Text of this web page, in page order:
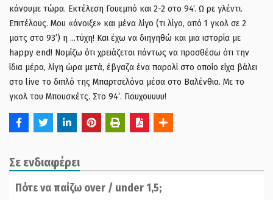
κάνουμε τώρα. Εκτέλεση Γουεμπό και 2-2 στο 94’. Ω ρε γλέντι.
Επιτέλους. Μου «άνοιξε» και μένα λίγο (τι λίγο, από 1 γκολ σε 2
ματς στο 93’) η …τύχη! Και έχω να διηγηθώ και μια ιστορία με
happy end! Νομίζω ότι χρειάζεται πάντως να προσθέσω ότι την
ίδια μέρα, λίγη ώρα μετά, έβγαζα ένα παρολί στο οποίο είχα βάλει
στο live το διπλό της Μπαρτσελόνα μέσα στο Βαλένθια. Με το
γκολ του Μπουσκέτς. Στο 94′. Γιουχουυυυ!
Σε ενδιαφέρει
Πότε να παίζω over / under 1,5;